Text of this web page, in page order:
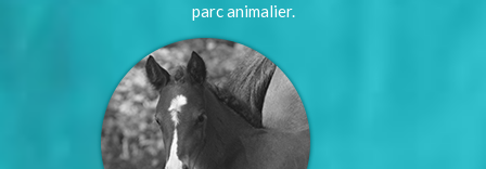
parc animalier.